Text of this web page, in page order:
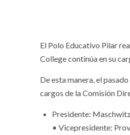
El Polo Educativo Pilar
College continúa en su
De esta manera, el
cargos de la Comisión
Presidente:
• Vicepresidente: